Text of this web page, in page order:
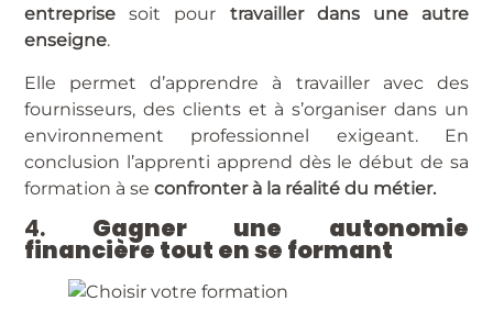
entreprise soit pour travailler dans une autre
enseigne.
Elle permet d’apprendre à travailler avec des
fournisseurs, des clients et à s’organiser dans un
environnement professionnel exigeant. En
conclusion l’apprenti apprend dès le début de sa
formation à seconfronter à la réalité du métier.
4. Gagner une autonomie
financière tout en se formant